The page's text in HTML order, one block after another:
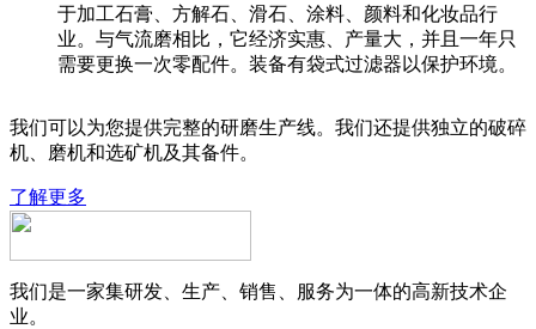
于加工石膏、方解石、滑石、涂料、颜料和化妆品行
业。与气流磨相比，它经济实惠、产量大，并且一年只
需要更换一次零配件。装备有袋式过滤器以保护环境。
我们可以为您提供完整的研磨生产线。我们还提供独立的破碎
机、磨机和选矿机及其备件。
了解更多
我们是一家集研发、生产、销售、服务为一体的高新技术企
业。